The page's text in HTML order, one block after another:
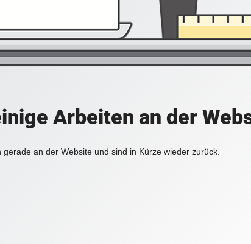
Arbeiten an der
an der Website und sind in Kürze wieder zurück.